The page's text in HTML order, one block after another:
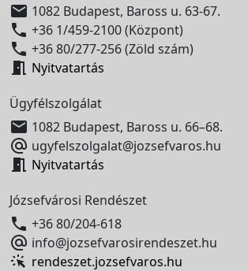
 1082 Budapest, Baross u. 63-67.
 +36 1/459-2100 (Központ)
 +36 80/277-256 (Zöld szám)
 Nyitvatartás
Ügyfélszolgálat
 1082 Budapest, Baross u. 66–68.
 ugyfelszolgalat@jozsefvaros.hu
 Nyitvatartás
Józsefvárosi Rendészet
 +36 80/204-618
 info@jozsefvarosirendeszet.hu
rendeszet.jozsefvaros.hu